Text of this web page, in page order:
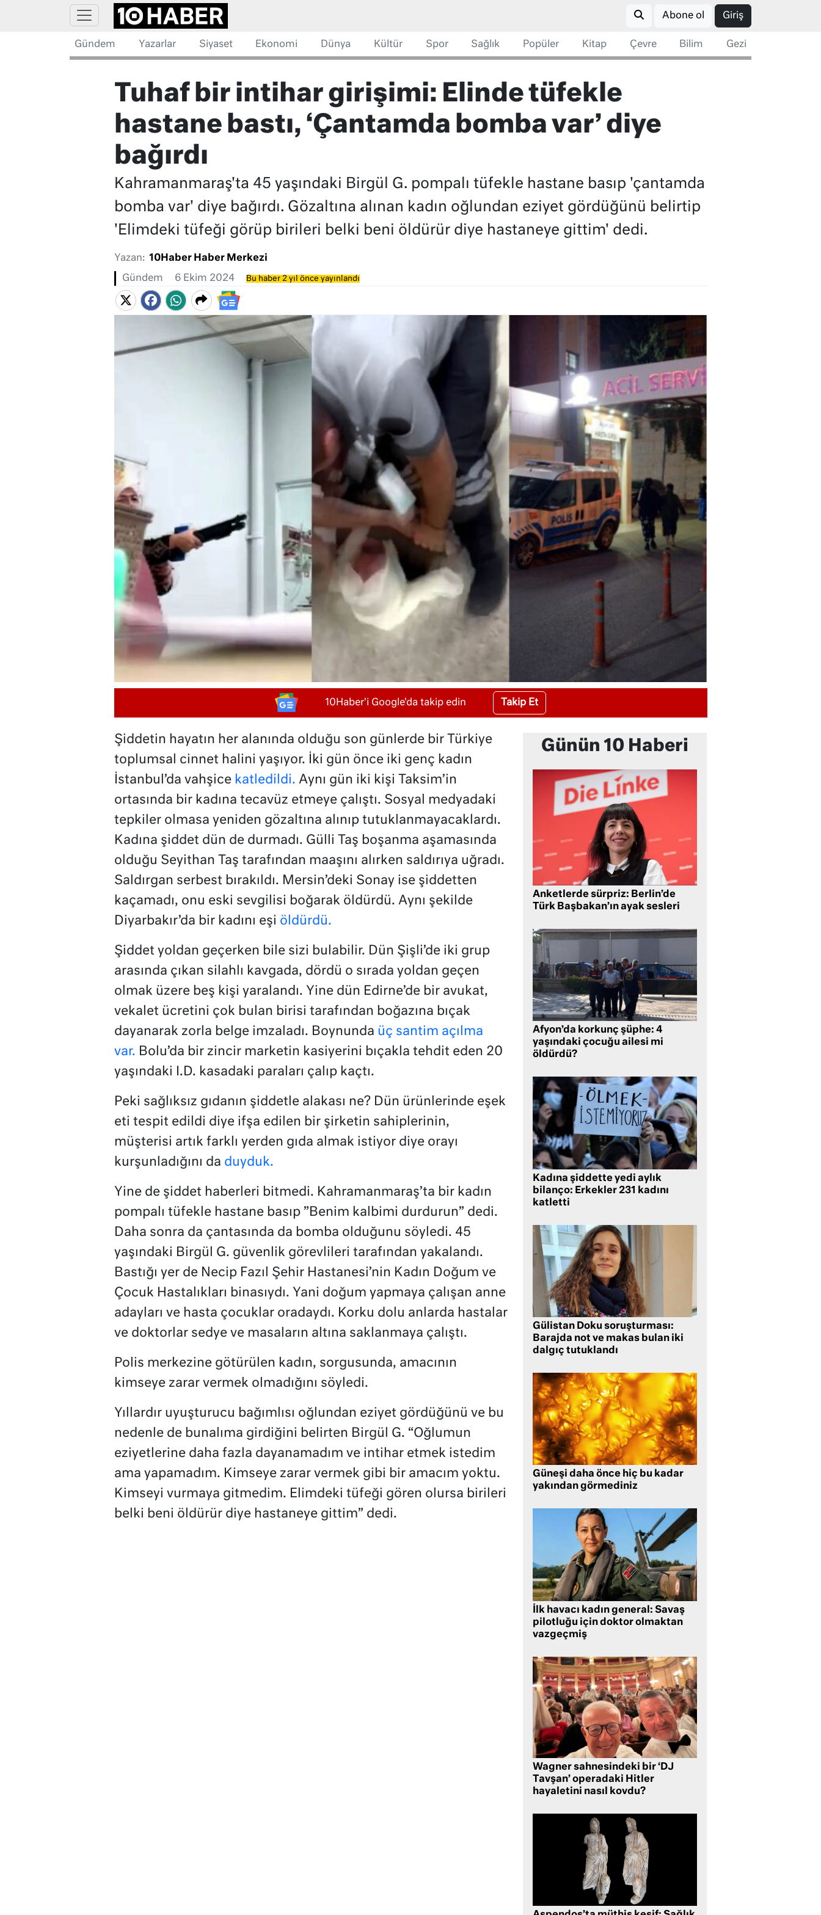
Abone ol Giriş
Gündem Yazarlar Siyaset Ekonomi Dünya Kültür Spor Sağlık Popüler Kitap Çevre Bilim Gezi
Tuhaf bir intihar girişimi: Elinde tüfekle
hastane bastı, ‘Çantamda bomba var’ diye
bağırdı
Kahramanmaraş'ta 45 yaşındaki Birgül G. pompalı tüfekle hastane basıp 'çantamda
bomba var' diye bağırdı. Gözaltına alınan kadın oğlundan eziyet gördüğünü belirtip
'Elimdeki tüfeği görüp birileri belki beni öldürür diye hastaneye gittim' dedi.
Yazan: 10Haber Haber Merkezi
Gündem 6 Ekim 2024 Bu haber 2 yıl önce yayınlandı
10Haber'i Google'da takip edin Takip Et
Şiddetin hayatın her alanında olduğu son günlerde bir Türkiye
toplumsal cinnet halini yaşıyor. İki gün önce iki genç kadın
İstanbul’da vahşice katledildi. Aynı gün iki kişi Taksim’in
ortasında bir kadına tecavüz etmeye çalıştı. Sosyal medyadaki
tepkiler olmasa yeniden gözaltına alınıp tutuklanmayacaklardı.
Kadına şiddet dün de durmadı. Gülli Taş boşanma aşamasında
olduğu Seyithan Taş tarafından maaşını alırken saldırıya uğradı.
Saldırgan serbest bırakıldı. Mersin’deki Sonay ise şiddetten
kaçamadı, onu eski sevgilisi boğarak öldürdü. Aynı şekilde
Diyarbakır’da bir kadını eşi öldürdü.
Şiddet yoldan geçerken bile sizi bulabilir. Dün Şişli’de iki grup
arasında çıkan silahlı kavgada, dördü o sırada yoldan geçen
olmak üzere beş kişi yaralandı. Yine dün Edirne’de bir avukat,
vekalet ücretini çok bulan birisi tarafından boğazına bıçak
dayanarak zorla belge imzaladı. Boynunda üç santim açılma
var. Bolu’da bir zincir marketin kasiyerini bıçakla tehdit eden 20
yaşındaki I.D. kasadaki paraları çalıp kaçtı.
Peki sağlıksız gıdanın şiddetle alakası ne? Dün ürünlerinde eşek
eti tespit edildi diye ifşa edilen bir şirketin sahiplerinin,
müşterisi artık farklı yerden gıda almak istiyor diye orayı
kurşunladığını da duyduk.
Yine de şiddet haberleri bitmedi. Kahramanmaraş’ta bir kadın
pompalı tüfekle hastane basıp ”Benim kalbimi durdurun” dedi.
Daha sonra da çantasında da bomba olduğunu söyledi. 45
yaşındaki Birgül G. güvenlik görevlileri tarafından yakalandı.
Bastığı yer de Necip Fazıl Şehir Hastanesi’nin Kadın Doğum ve
Çocuk Hastalıkları binasıydı. Yani doğum yapmaya çalışan anne
adayları ve hasta çocuklar oradaydı. Korku dolu anlarda hastalar
ve doktorlar sedye ve masaların altına saklanmaya çalıştı.
Polis merkezine götürülen kadın, sorgusunda, amacının
kimseye zarar vermek olmadığını söyledi.
Yıllardır uyuşturucu bağımlısı oğlundan eziyet gördüğünü ve bu
nedenle de bunalıma girdiğini belirten Birgül G. “Oğlumun
eziyetlerine daha fazla dayanamadım ve intihar etmek istedim
ama yapamadım. Kimseye zarar vermek gibi bir amacım yoktu.
Kimseyi vurmaya gitmedim. Elimdeki tüfeği gören olursa birileri
belki beni öldürür diye hastaneye gittim” dedi.
Günün 10 Haberi
Anketlerde sürpriz: Berlin’de
Türk Başbakan’ın ayak sesleri
Afyon’da korkunç şüphe: 4
yaşındaki çocuğu ailesi mi
öldürdü?
Kadına şiddette yedi aylık
bilanço: Erkekler 231 kadını
katletti
Gülistan Doku soruşturması:
Barajda not ve makas bulan iki
dalgıç tutuklandı
Güneşi daha önce hiç bu kadar
yakından görmediniz
İlk havacı kadın general: Savaş
pilotluğu için doktor olmaktan
vazgeçmiş
Wagner sahnesindeki bir ‘DJ
Tavşan’ operadaki Hitler
hayaletini nasıl kovdu?